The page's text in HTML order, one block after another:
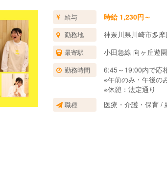
給与 時給 1,230円～
勤務地 神奈川県川崎市多
最寄駅 小田急線 向ヶ丘遊
勤務時間
6:45～19:00内で応
※午前のみ・午後の
※休憩：法定通り
職種 医療・介護・保育 /